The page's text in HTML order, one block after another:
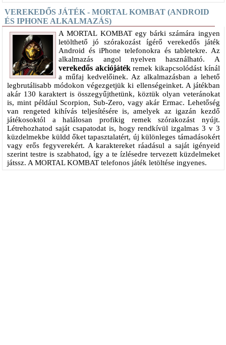
VEREKEDŐS JÁTÉK - MORTAL KOMBAT (ANDROID
ÉS IPHONE ALKALMAZÁS)
A MORTAL KOMBAT egy bárki számára ingyen
letölthető jó szórakozást ígérő verekedős játék
Android és iPhone telefonokra és tabletekre. Az
alkalmazás angol nyelven használható. A
verekedős akciójátékremek kikapcsolódást kínál
a műfaj kedvelőinek. Az alkalmazásban a lehető
legbrutálisabb módokon végezgetjük ki ellenségeinket. A játékban
akár 130 karaktert is összegyűjthetünk, köztük olyan veteránokat
is, mint például Scorpion, Sub-Zero, vagy akár Ermac. Lehetőség
van rengeted kihívás teljesítésére is, amelyek az igazán kezdő
játékosoktól a halálosan profikig remek szórakozást nyújt.
Létrehozhatod saját csapatodat is, hogy rendkívül izgalmas 3 v 3
küzdelmekbe küldd őket tapasztalatért, új különleges támadásokért
vagy erős fegyverekért. A karaktereket ráadásul a saját igényeid
szerint testre is szabhatod, így a te ízlésedre tervezett küzdelmeket
játssz. A MORTAL KOMBAT telefonos játék letöltése ingyenes.